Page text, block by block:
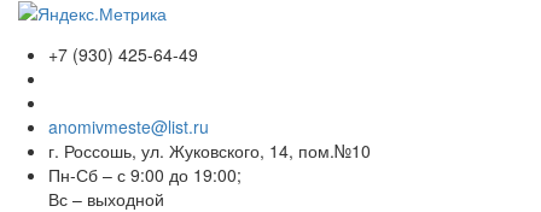
+7 (930) 425-64-49
anomivmeste@list.ru
г. Россошь, ул. Жуковского, 14, пом.№10
Пн-Сб – с 9:00 до 19:00;
Вс – выходной